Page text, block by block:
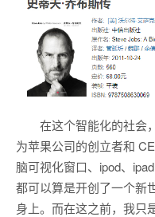
在这个智能化的社会
为苹果公司的创立者和
脑可视化窗口、ipod、
都可以算是开创了一个新
身上。而在这之前，我只